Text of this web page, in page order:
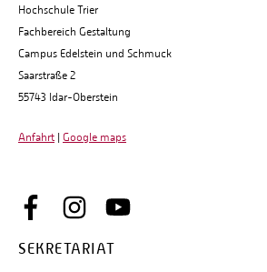
Hochschule Trier
Fachbereich Gestaltung
Campus Edelstein und Schmuck
Saarstraße 2
55743 Idar-Oberstein
Anfahrt Google maps
SEKRETARIAT